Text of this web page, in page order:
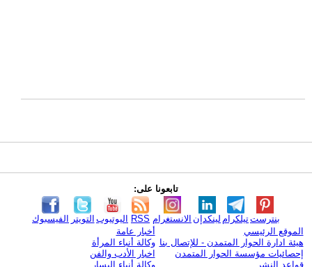
تابعونا على:
الفيسبوك التويتر اليوتيوب RSS الانستغرام لينكدإن تيلكرامبنترست
الموقع الرئيسي
هيئة ادارة الحوار المتمدن - للإتصال بنا
إحصائيات مؤسسة الحوار المتمدن
قواعد النشر
أخبار عامة
وكالة أنباء المرأة
اخبار الأدب والفن
وكالة أنباء اليسار